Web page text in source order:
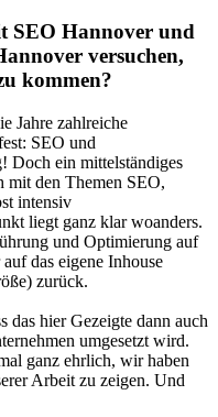
SEO Hannover und
versuchen,
kommen?
Jahre zahlreiche
SEO und
Doch ein mittelständiges
mit den Themen SEO,
intensiv
liegt ganz klar woanders.
und Optimierung auf
das eigene Inhouse
zurück.
das hier Gezeigte dann auch
umgesetzt wird.
ganz ehrlich, wir haben
Arbeit zu zeigen. Und